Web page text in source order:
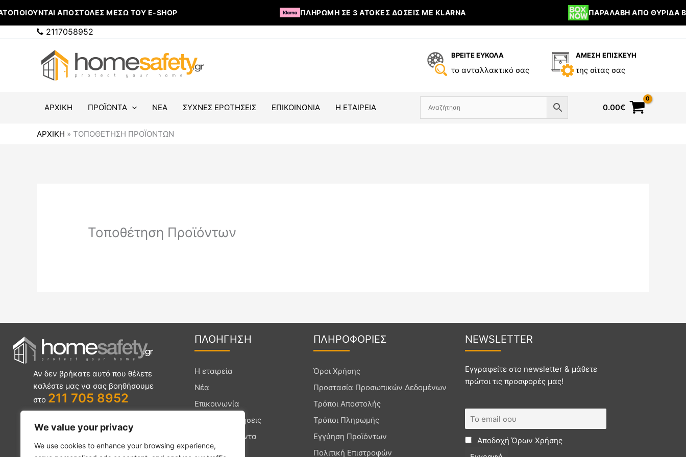
We value your privacy
We use cookies to enhance your browsing experience,
ΑΠΟΣΤΟΛΈΣ ΜΈΣΩ ΤΟΥ E-SHOP ΠΛΗΡΩΜΉ ΣΕ 3 ΆΤΟΚΕΣ ΔΌΣΕΙΣ ΜΕ KLARNA ΠΑΡΑΛΑΒΉ ΑΠΌ ΘΥΡΊΔΑ
στο
περιεχόμενο 2117058952
ΑΜΕΣΗ ΕΠΙΣΚΕΥΗ
της σίτας σας
ΒΡΕΙΤΕ ΕΥΚΟΛΑ
το ανταλλακτικό σας
ΑΡΧΙΚΗ ΠΡΟΪΟΝΤΑ ΝΕΑ ΣΥΧΝΕΣ ΕΡΩΤΗΣΕΙΣ ΕΠΙΚΟΙΝΩΝΙΑ Η ΕΤΑΙΡΕΙΑ 0.00€
ΑΡΧΙΚΉ » ΤΟΠΟΘΈΤΗΣΗ ΠΡΟΪΌΝΤΩΝ
Τοποθέτηση Προϊόντων
Αν δεν βρήκατε αυτό που θέλετε
καλέστε μας να σας βοηθήσουμε
στο 211 705 8952
Χλόης 66 ,
ΠΛΟΗΓΗΣΗ
Η εταιρεία
Νέα
Επικοινωνία
Συχνές Ερωτήσεις
Όλα τα προϊόντα
ΠΛΗΡΟΦΟΡΙΕΣ
Όροι Χρήσης
Προστασία Προσωπικών Δεδομένων
Τρόποι Αποστολής
Τρόποι Πληρωμής
Εγγύηση Προϊόντων
Πολιτική Επιστροφών
NEWSLETTER
Εγγραφείτε στο newsletter & μάθετε
πρώτοι τις προσφορές μας!
ΑποδοχήΌρων Χρήσης